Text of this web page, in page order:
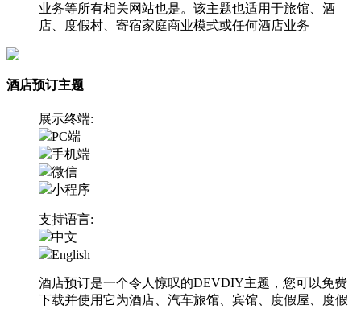
业务等所有相关网站也是。该主题也适用于旅馆、酒
店、度假村、寄宿家庭商业模式或任何酒店业务
酒店预订主题
展示终端:
PC端
手机端
微信
小程序
支持语言:
中文
English
酒店预订是一个令人惊叹的DEVDIY主题，您可以免费
下载并使用它为酒店、汽车旅馆、宾馆、度假屋、度假